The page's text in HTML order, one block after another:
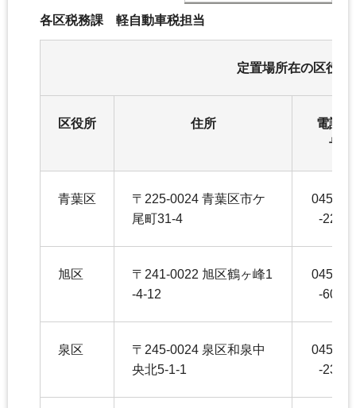
各区税務課 軽自動車税担当
定置場所在の区役所
区役所 住所
電話番
号
青葉区
〒225-0024 青葉区市ケ
尾町31-4
045-
-2245
旭区
〒241-0022 旭区鶴ヶ峰1
-4-12
045-
-6042
泉区
〒245-0024 泉区和泉中
央北5-1-1
045-
-2353